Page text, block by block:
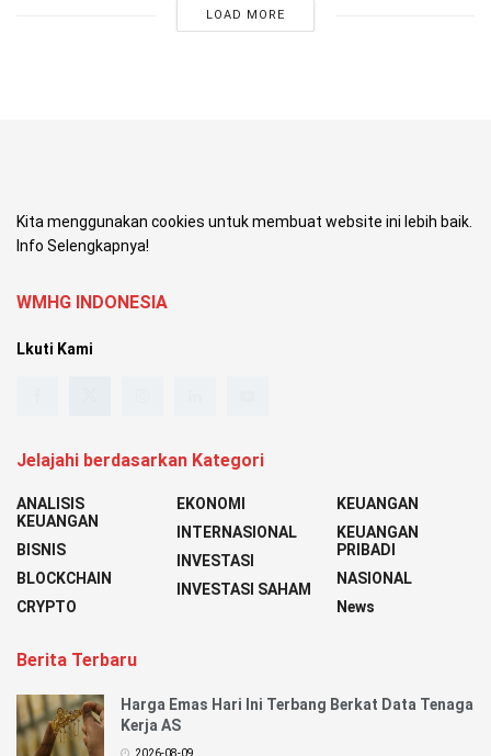
LOAD MORE
Kita menggunakan cookies untuk membuat website ini lebih baik.
Info Selengkapnya!
WMHG INDONESIA
Lkuti Kami
Jelajahi berdasarkan Kategori
ANALISIS
KEUANGAN
BISNIS
BLOCKCHAIN
CRYPTO
EKONOMI
INTERNASIONAL
INVESTASI
INVESTASI SAHAM
KEUANGAN
KEUANGAN
PRIBADI
NASIONAL
News
Berita Terbaru
Harga Emas Hari Ini Terbang Berkat Data Tenaga
Kerja AS